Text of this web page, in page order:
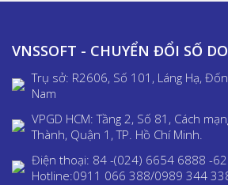
VNSSOFT - CHUYỂN ĐỔI SỐ
Trụ sở: R2606, Số 101, Láng Hạ,
Nam
VPGD HCM: Tầng 2, Số 81, Cách
Thành, Quận 1, TP. Hồ Chí Minh.
Điện thoại: 84 -(024) 6654 6888 -
Hotline:0911 066 388/0989 344